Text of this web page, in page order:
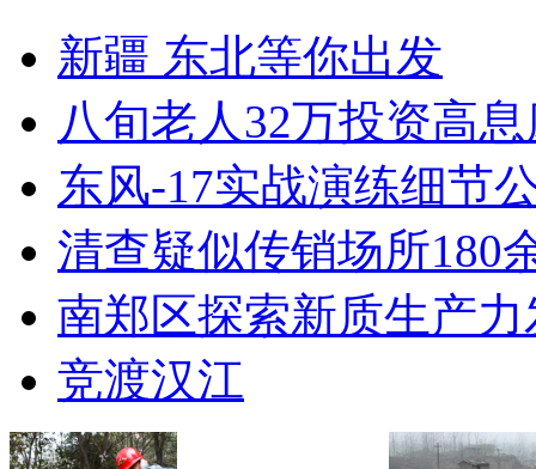
新疆 东北等你出发
八旬老人32万投资高
东风-17实战演练细节
清查疑似传销场所180
南郑区探索新质生产
竞渡汉江